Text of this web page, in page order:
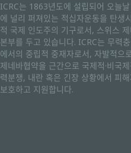
ICRC는 1863년도에 설립되어 오늘
에 널리 퍼져있는 적십자운동을 탄생
적 국제 인도주의 기구로서, 스위스 제
본부를 두고 있습니다. ICRC는 무력
에서의 중립적 중재자로서, 자발적으
제네바협약을 근간으로 국제적·비국
력분쟁, 내란 혹은 긴장 상황에서 피
보호하고 지원합니다.